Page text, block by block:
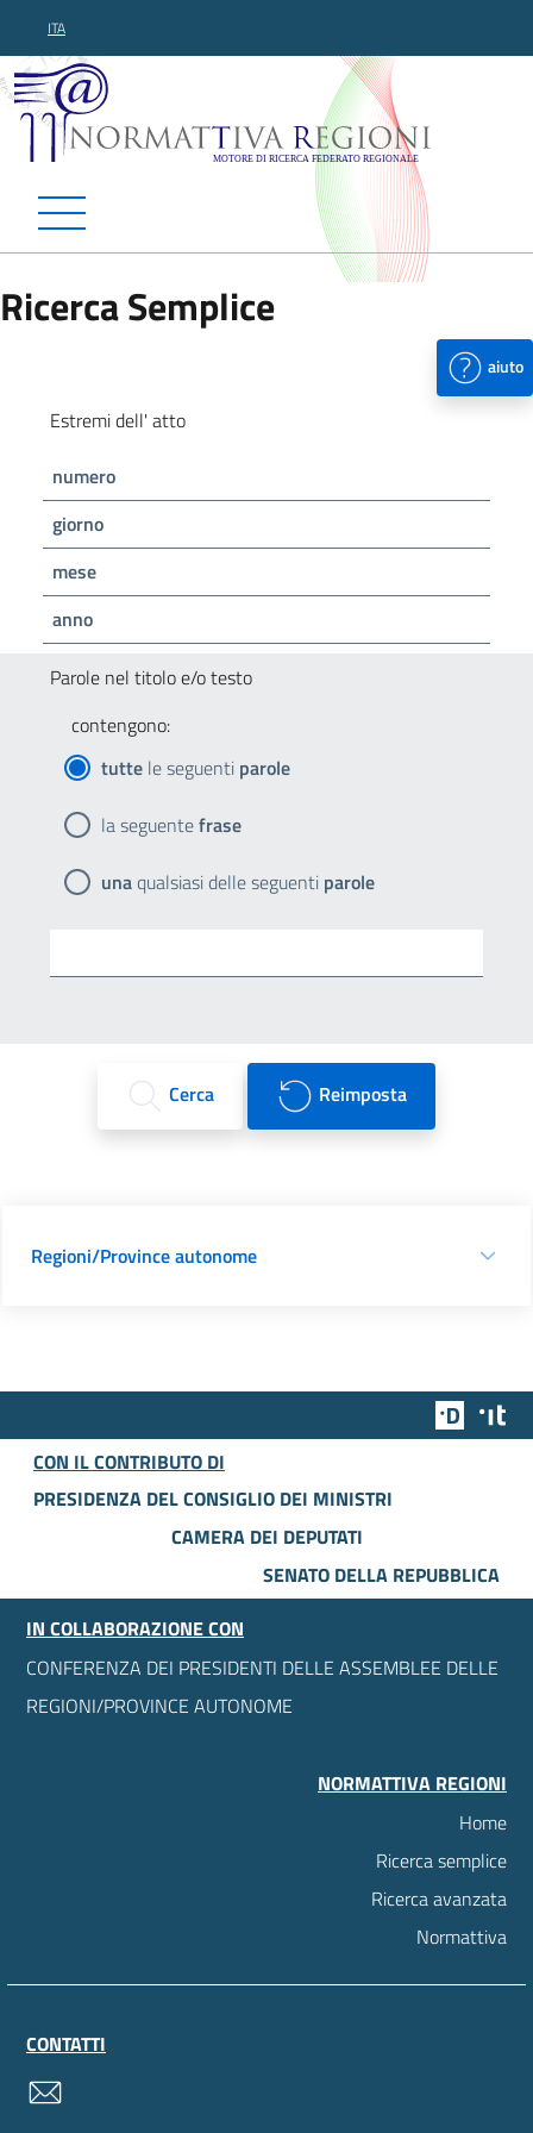
ITA
Normattiva Regioni -
Ricerca Semplice
aiuto
Estremi dell' atto
numero
giorno
mese
anno
Parole nel titolo e/o testo
contengono:
tutte le seguenti parole
la seguentefrase
unaqualsiasi delle seguenti parole
Cerca Reimposta
Regioni/Province autonome
Team
CON IL CONTRIBUTO DI
PRESIDENZA DEL CONSIGLIO DEI MINISTRI
CAMERA DEI DEPUTATI
SENATO DELLA REPUBBLICA
IN COLLABORAZIONE CON
CONFERENZA DEI PRESIDENTI DELLE ASSEMBLEE DELLE
REGIONI/PROVINCE AUTONOME
NORMATTIVA REGIONI
Home
Ricerca semplice
Ricerca avanzata
Normattiva
CONTATTI